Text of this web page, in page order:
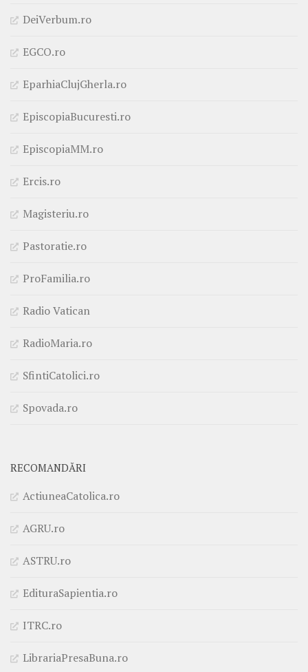
DeiVerbum.ro
EGCO.ro
EparhiaClujGherla.ro
EpiscopiaBucuresti.ro
EpiscopiaMM.ro
Ercis.ro
Magisteriu.ro
Pastoratie.ro
ProFamilia.ro
Radio Vatican
RadioMaria.ro
SfintiCatolici.ro
Spovada.ro
RECOMANDĂRI
ActiuneaCatolica.ro
AGRU.ro
ASTRU.ro
EdituraSapientia.ro
ITRC.ro
LibrariaPresaBuna.ro